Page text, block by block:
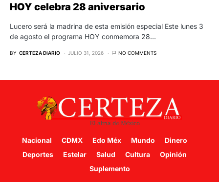
HOY celebra 28 aniversario
Lucero será la madrina de esta emisión especial Este lunes 3
de agosto el programa HOY conmemora 28…
BY CERTEZA DIARIO JULIO 31, 2026 NO COMMENTS
Nacional CDMX Edo Méx Mundo
Dinero
Deportes
Estelar Salud Cultura
Opinión
Suplemento